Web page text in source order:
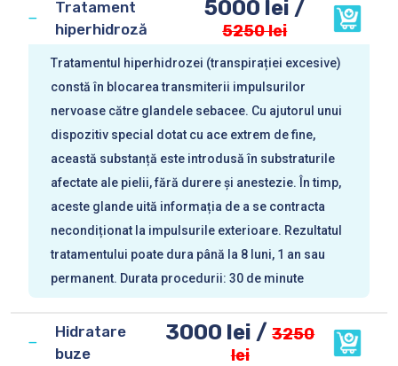
Tratament
hiperhidroză
5000 lei /
5250 lei
Tratamentul hiperhidrozei (transpirației excesive)
constă în blocarea transmiterii impulsurilor
nervoase către glandele sebacee. Cu ajutorul unui
dispozitiv special dotat cu ace extrem de fine,
această substanță este introdusă în substraturile
afectate ale pielii, fără durere și anestezie. În timp,
aceste glande uită informația de a se contracta
necondiționat la impulsurile exterioare. Rezultatul
tratamentului poate dura până la 8 luni, 1 an sau
permanent. Durata procedurii: 30 de minute
Hidratare
buze
3000 lei /3250
lei